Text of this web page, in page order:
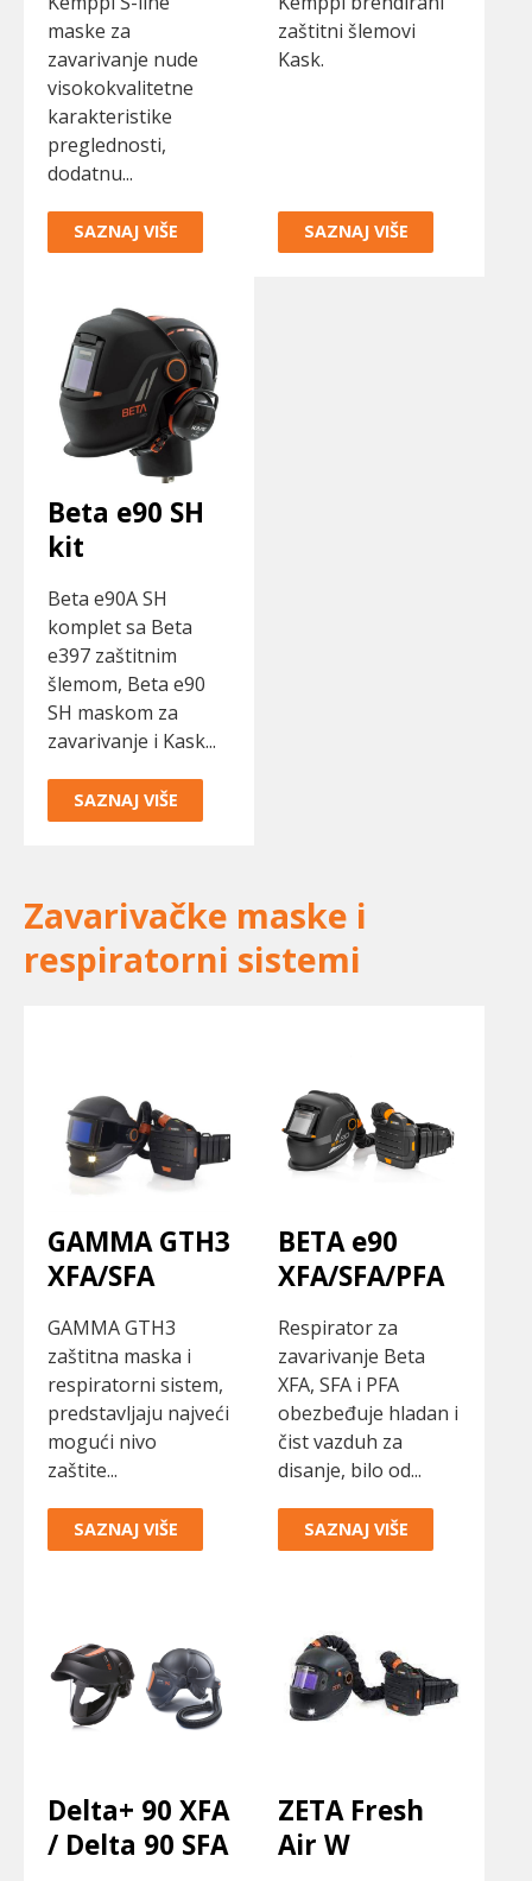
maske za
zavarivanje nude
visokokvalitetne
karakteristike
preglednosti,
dodatnu...
SAZNAJ VIŠE
zaštitni šlemovi
Kask.
SAZNAJ VIŠE
Beta e90 SH
kit
Beta e90A SH
komplet sa Beta
e397 zaštitnim
šlemom, Beta e90
SH maskom za
zavarivanje i Kask...
SAZNAJ VIŠE
Zavarivačke maske i
respiratorni sistemi
GAMMA GTH3
XFA/SFA
GAMMA GTH3
zaštitna maska i
respiratorni sistem,
predstavljaju najveći
mogući nivo
zaštite...
SAZNAJ VIŠE
BETA e90
XFA/SFA/PFA
Respirator za
zavarivanje Beta
XFA, SFA i PFA
obezbeđuje hladan i
čist vazduh za
disanje, bilo od...
SAZNAJ VIŠE
Delta+ 90 XFA
/ Delta 90 SFA
ZETA Fresh
Air W